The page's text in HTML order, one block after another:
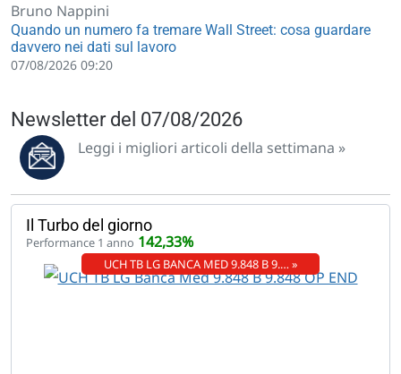
Bruno Nappini
Quando un numero fa tremare Wall Street: cosa guardare
davvero nei dati sul lavoro
07/08/2026 09:20
Newsletter del 07/08/2026
Leggi i migliori articoli della settimana »
Il Turbo del giorno
Performance 1 anno 142,33%
UCH TB LG BANCA MED 9.848 B 9.… »